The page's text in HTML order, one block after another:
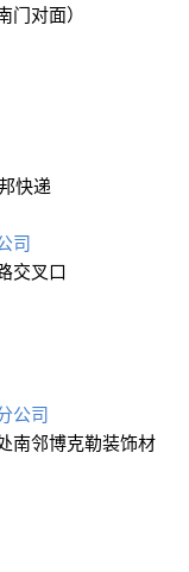
对面）
快递
司
交叉口
公司
南邻博克勒装饰材